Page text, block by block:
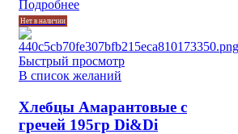
Подробнее
Нет в наличии
Быстрый просмотр
В список желаний
Хлебцы Амарантовые с
гречей 195гр Di&Di